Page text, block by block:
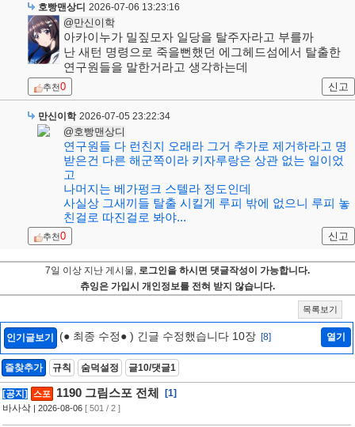
호빵맨상디 2026-07-06 13:23:16
@만신이학
아카이누가 밀짚모자 일당을 탈주자라고 부를까
난 새턴 명령으로 죽을뻔했던 에그헤드섬에서 탈출한
연구원들을 말한거라고 생각하는데
추천0 신고
만신이학 2026-07-05 23:22:34
@호빵맨상디
연구원들 다 런친지 오래라 그거 추가로 제거하라고 명
받은건 다른 해군쪽이라 키자루랑은 상관 없는 일이었
고
나머지는 베가펑크 스텔라 정도인데
사실상 그새끼들 탈출 시킬게 루피 밖에 없으니 루피 놓
친걸로 따진걸로 봐야...
추천0 신고
7일 이상 지난 게시물, 로그인을 하시면 댓글작성이 가능합니다.
츄잉은 가입시 개인정보를 전혀 받지 않습니다.
목록보기
인기글보기 (● 최종 수정● ) 긴글 수정했습니다 10장 [8] 열기
즐찾추가 규칙 숨덕설정 글10/댓글1
[공지] 스포 1190 그림스포 전체
[1]
바사삭 | 2026-08-06 [ 501 / 2 ]